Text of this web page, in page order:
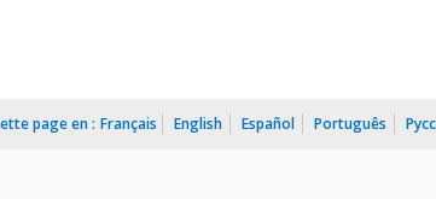
page en : Français English Español Português